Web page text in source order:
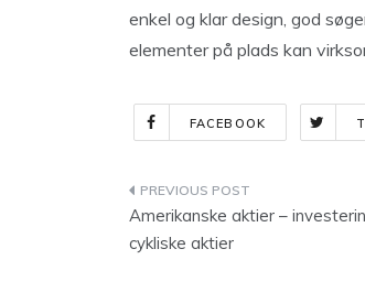
enkel og klar design, god
elementer på plads kan
FACEBOOK
Indlægsnavigation
Amerikanske aktier –
cykliske aktier